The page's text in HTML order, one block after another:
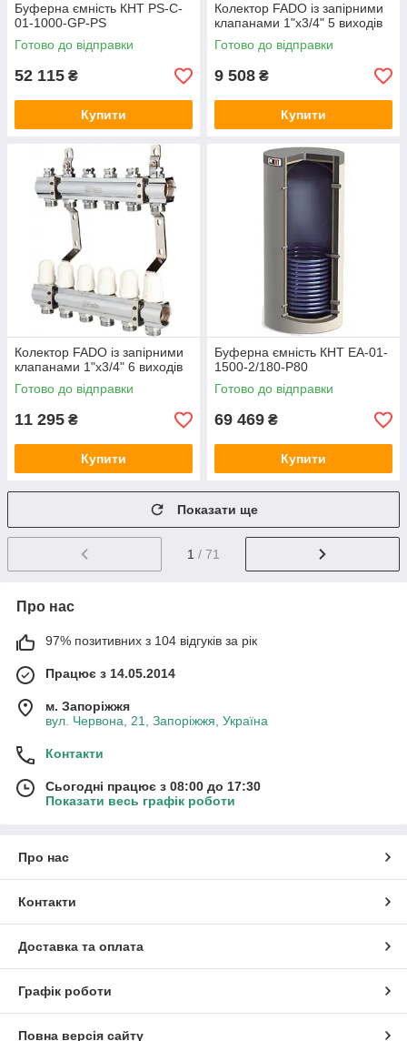
Буферна ємність КНТ PS-C-
01-1000-GP-PS
Готово до відправки
52 115 ₴
Купити
Колектор FADO із запірними
клапанами 1"х3/4" 5 виходів
Готово до відправки
9 508 ₴
Купити
Колектор FADO із запірними
клапанами 1"х3/4" 6 виходів
Готово до відправки
11 295 ₴
Купити
Буферна ємність КНТ ЕА-01-
1500-2/180-P80
Готово до відправки
69 469 ₴
Купити
Показати ще
1 / 71
Про нас
97% позитивних з 104 відгуків за рік
Працює з 14.05.2014
м. Запоріжжя
вул. Червона, 21, Запоріжжя, Україна
Контакти
Сьогодні працює з 08:00 до 17:30
Показати весь графік роботи
Про нас
Контакти
Доставка та оплата
Графік роботи
Повна версія сайту